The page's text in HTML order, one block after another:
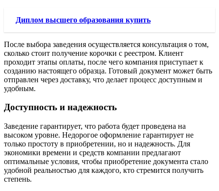
Диплом высшего образования купить
После выбора заведения осуществляется консультация о том,
сколько стоит получение корочки с реестром. Клиент
проходит этапы оплаты, после чего компания приступает к
созданию настоящего образца. Готовый документ может быть
отправлен через доставку, что делает процесс доступным и
удобным.
Доступность и надежность
Заведение гарантирует, что работа будет проведена на
высоком уровне. Недорогое оформление гарантирует не
только простоту в приобретении, но и надежность. Для
экономики времени и средств компании предлагают
оптимальные условия, чтобы приобретение документа стало
удобной реальностью для каждого, кто стремится получить
степень.